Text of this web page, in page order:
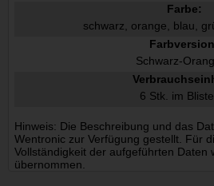
Farbe:
schwarz, orange, blau,
Schwarz-
6 Stk. im
Hinweis: Die Beschreibung und das
Wentronic zur Verfügung gestellt. Für
Vollständigkeit der aufgeführten Daten
übernommen.